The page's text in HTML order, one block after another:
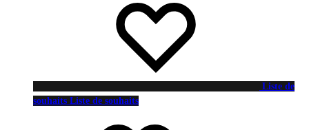
Liste de
souhaits Liste de souhaits